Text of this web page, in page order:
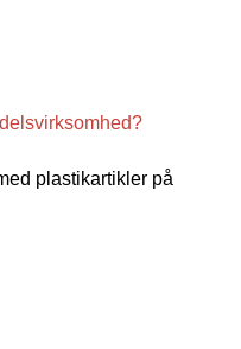
plastikartikler på